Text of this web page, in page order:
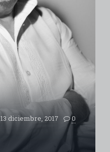
13 diciembre, 2017
0